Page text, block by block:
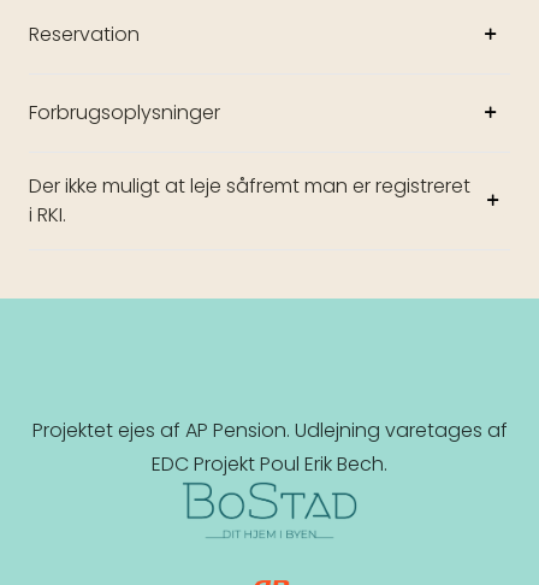
Reservation
Forbrugsoplysninger
Der ikke muligt at leje såfremt man er registreret
i RKI.
Projektet ejes af AP Pension. Udlejning varetages af
EDC Projekt Poul Erik Bech.